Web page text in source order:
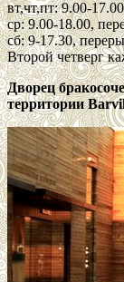
вт,чт,пт: 9.00-
ср: 9.00-18.00,
сб: 9-17.30,
Второй четверг
Дворец
территории